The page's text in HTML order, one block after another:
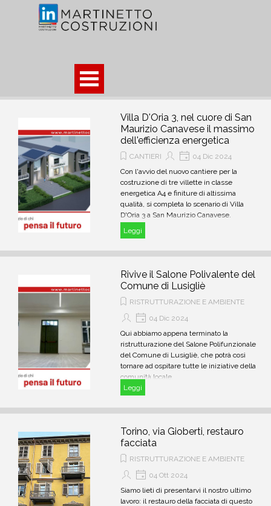
Vai ai contenuti
Salta menù
Villa D'Oria 3, nel cuore di San
Maurizio Canavese il massimo
dell'efficienza energetica
CANTIERI
04 Dic 2024
Con l'avvio del nuovo cantiere per la
costruzione di tre villette in classe
energetica A4 e finiture di altissima
qualità, si completa lo scenario di Villa
D'Oria 3 a San Maurizio Canavese.
Leggi
Rivive il Salone Polivalente del
Comune di Lusigliè
RISTRUTTURAZIONE E AMBIENTE
04 Dic 2024
Qui abbiamo appena terminato la
ristrutturazione del Salone Polifunzionale
del Comune di Lusigliè, che potrà così
tornare ad ospitare tutte le iniziative della
comunità locale.
Leggi
Torino, via Gioberti, restauro
facciata
RISTRUTTURAZIONE E AMBIENTE
04 Ott 2024
Siamo lieti di presentarvi il nostro ultimo
lavoro: il restauro della facciata di questo